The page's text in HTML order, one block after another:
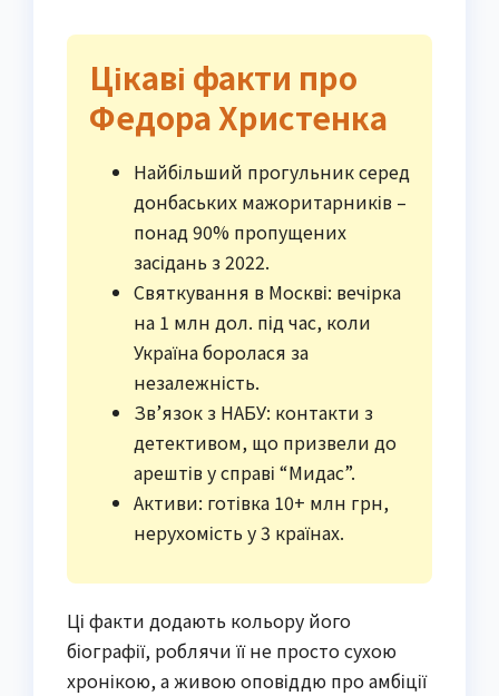
Цікаві факти про
Федора Христенка
Найбільший прогульник серед
донбаських мажоритарників –
понад 90% пропущених
засідань з 2022.
Святкування в Москві: вечірка
на 1 млн дол. під час, коли
Україна боролася за
незалежність.
Зв’язок з НАБУ: контакти з
детективом, що призвели до
арештів у справі “Мидас”.
Активи: готівка 10+ млн грн,
нерухомість у 3 країнах.
Ці факти додають кольору його
біографії, роблячи її не просто сухою
хронікою, а живою оповіддю про амбіції